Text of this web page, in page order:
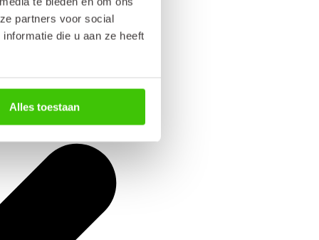
partners voor social
die u aan ze heeft
Alles toestaan